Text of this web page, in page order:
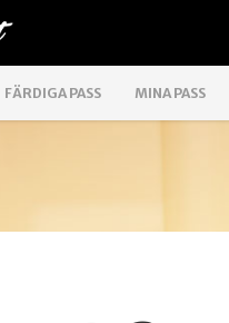
FÄRDIGA PASS MINA PASS